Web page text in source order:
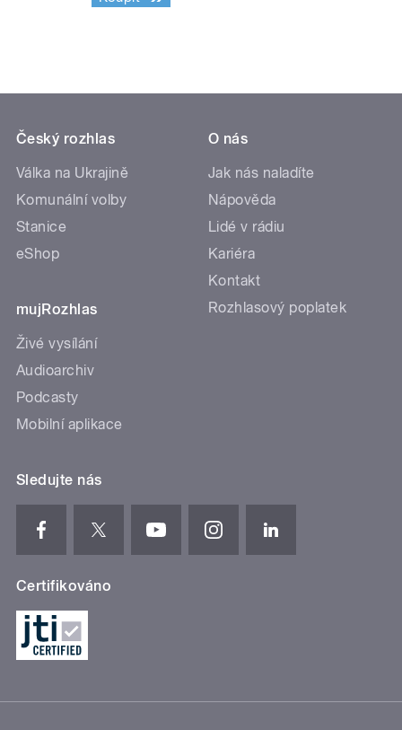
Český rozhlas
Válka na Ukrajině
Komunální volby
Stanice
eShop
mujRozhlas
Živé vysílání
Audioarchiv
Podcasty
Mobilní aplikace
O nás
Jak nás naladíte
Nápověda
Lidé v rádiu
Kariéra
Kontakt
Rozhlasový poplatek
Sledujte nás
Certifikováno